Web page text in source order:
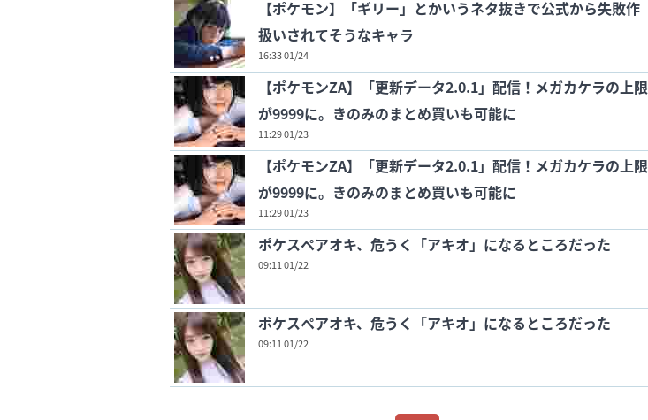
【ポケモン】「ギリー」とかいうネタ抜きで公式から失敗作
扱いされてそうなキャラ
16:33 01/24
【ポケモンZA】「更新データ2.0.1」配信！メガカケラの上限
が9999に。きのみのまとめ買いも可能に
11:29 01/23
【ポケモンZA】「更新データ2.0.1」配信！メガカケラの上限
が9999に。きのみのまとめ買いも可能に
11:29 01/23
ポケスペアオキ、危うく「アキオ」になるところだった
09:11 01/22
ポケスペアオキ、危うく「アキオ」になるところだった
09:11 01/22